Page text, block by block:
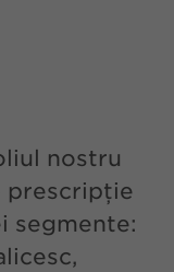
nostru
prescripție
segmente: